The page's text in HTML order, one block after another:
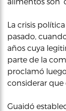
La crisis
pasado,
años cuya
parte de la
proclamó
considerar que
Guaidó